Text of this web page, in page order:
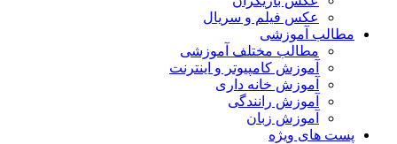
عکس فیلم و سریال
مطالب آموزشی
مطالب مختلف آموزشی
آموزش کامپیوتر و اینترنت
آموزش خانه داری
آموزش رانندگی
آموزش زبان
پست های ویژه